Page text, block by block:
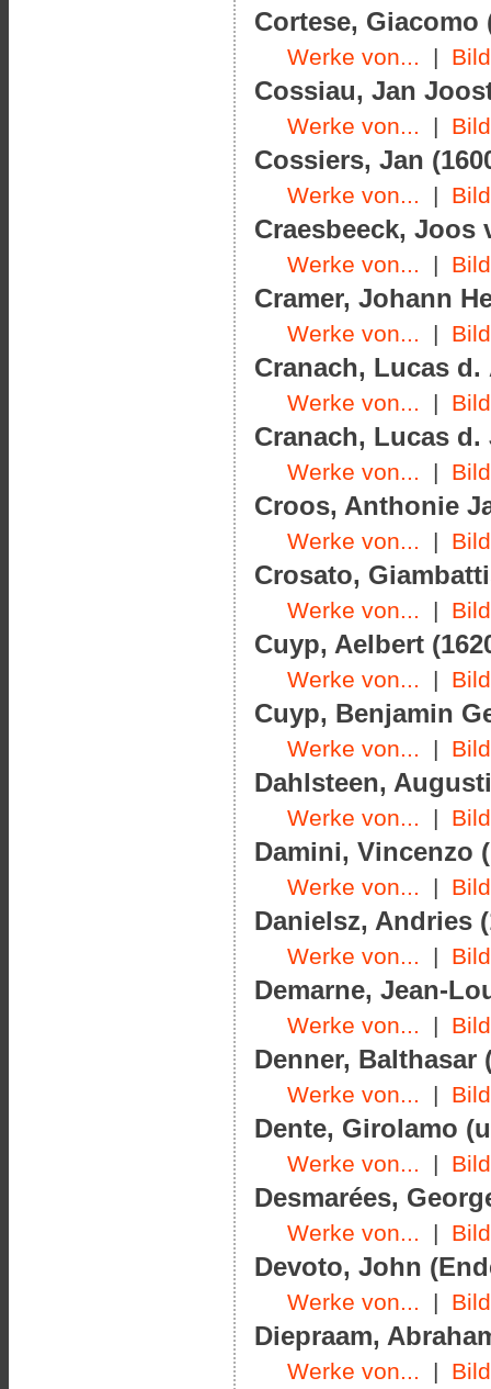
Cortese, Giacomo
Werke von... |
Cossiau, Jan
Werke von... |
Cossiers, Jan
Werke von... |
Craesbeeck, Joos
Werke von... |
Cramer, Johann
Werke von... |
Cranach, Lucas d.
Werke von... |
Cranach, Lucas d.
Werke von... |
Croos, Anthonie
Werke von... |
Crosato,
Werke von... |
Cuyp, Aelbert
Werke von... |
Cuyp, Benjamin
Werke von... |
Dahlsteen,
Werke von... |
Damini, Vincenzo
Werke von... |
Danielsz, Andries
Werke von... |
Demarne, Jean-
Werke von... |
Denner, Balthasar
Werke von... |
Dente, Girolamo
Werke von... |
Desmarées,
Werke von... |
Devoto, John
Werke von... |
Diepraam,
Werke von... |